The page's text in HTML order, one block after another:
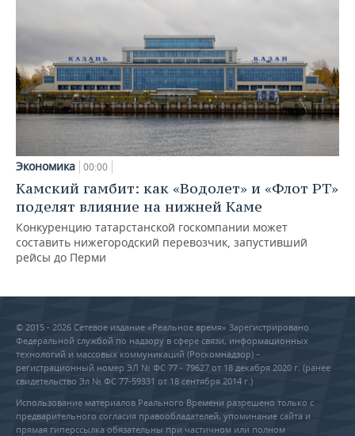
Экономика 00:00
Камский гамбит: как «Водолет» и «Флот РТ»
поделят влияние на нижней Каме
Конкуренцию татарстанской госкомпании может
составить нижегородский перевозчик, запустивший
рейсы до Перми
© 2015 - 2026 Сетевое издание «Реальное время» Зарегистрировано
Федеральной службой по надзору в сфере связи, информационных
технологий и массовых коммуникаций (Роскомнадзор) –
регистрационный номер ЭЛ № ФС 77 - 79627 от 18 декабря 2020 г. (ранее
свидетельство Эл № ФС 77-59331 от 18 сентября 2014 г.)
Использование материалов Реального Времени разрешено только с
предварительного согласия правообладателей, упоминание сайта и
прямая гиперссылка обязательны при частичном или полном